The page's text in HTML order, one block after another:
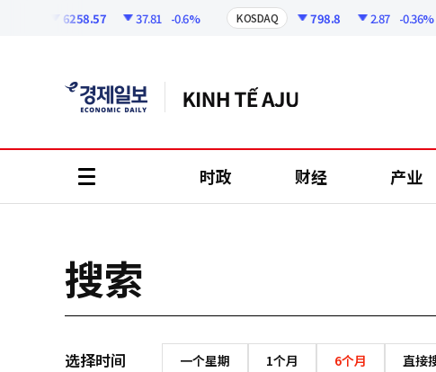
6258.57 37.81 -0.6% KOSDAQ 798.8 2.87 -0.36%
时政 财经 产业
搜索
选择时间 一个星期 1个月 6个月 直接